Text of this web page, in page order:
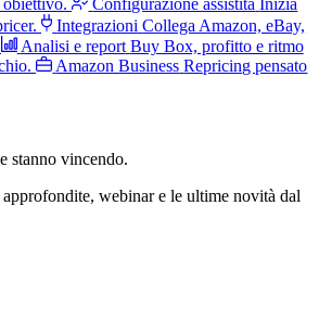
Integrazioni Collega Amazon, eBay,
Analisi e report Buy Box, profitto e ritmo
Amazon Business Repricing pensato
stanno vincendo.
webinar e le ultime novità dal